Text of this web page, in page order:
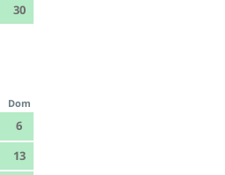
30
Dom
6
13